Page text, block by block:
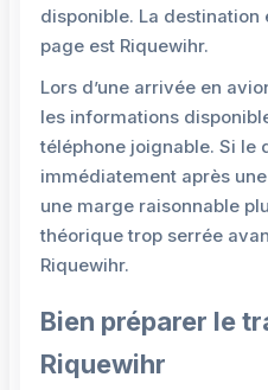
disponible. La
page est Riquewihr.
Lors d’une arrivée en
les informations
téléphone joignable. Si le
immédiatement après
une marge raisonnable
théorique trop serrée
Riquewihr.
Bien préparer le
Riquewihr